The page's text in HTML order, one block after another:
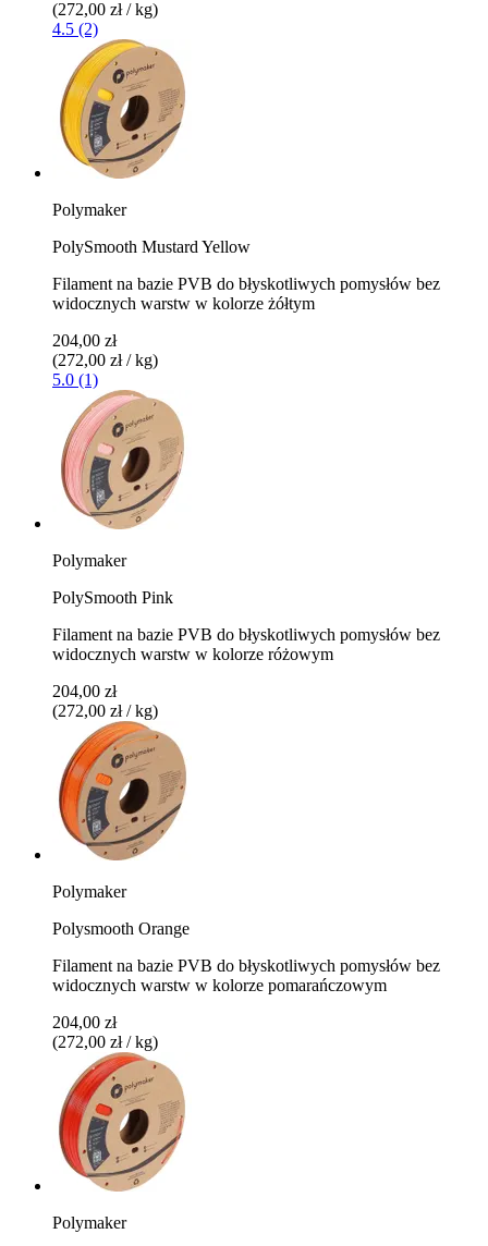
(272,00 zł / kg)
4.5 (2)
Polymaker
PolySmooth Mustard Yellow
Filament na bazie PVB do błyskotliwych pomysłów bez
widocznych warstw w kolorze żółtym
204,00 zł
(272,00 zł / kg)
5.0 (1)
Polymaker
PolySmooth Pink
Filament na bazie PVB do błyskotliwych pomysłów bez
widocznych warstw w kolorze różowym
204,00 zł
(272,00 zł / kg)
Polymaker
Polysmooth Orange
Filament na bazie PVB do błyskotliwych pomysłów bez
widocznych warstw w kolorze pomarańczowym
204,00 zł
(272,00 zł / kg)
Polymaker